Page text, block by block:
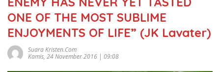
ONE OF THE MOST SUBLIME
ENJOYMENTS OF LIFE” (JK Lavater)
Suara Kristen.com
Kamis, 24 November 2016 | 09:08